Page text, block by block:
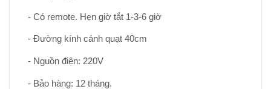
- Có remote. Hẹn giờ tắt 1-3-6 giờ
- Đường kính cánh quạt 40cm
- Nguồn điện: 220V
- Bảo hàng: 12 tháng.